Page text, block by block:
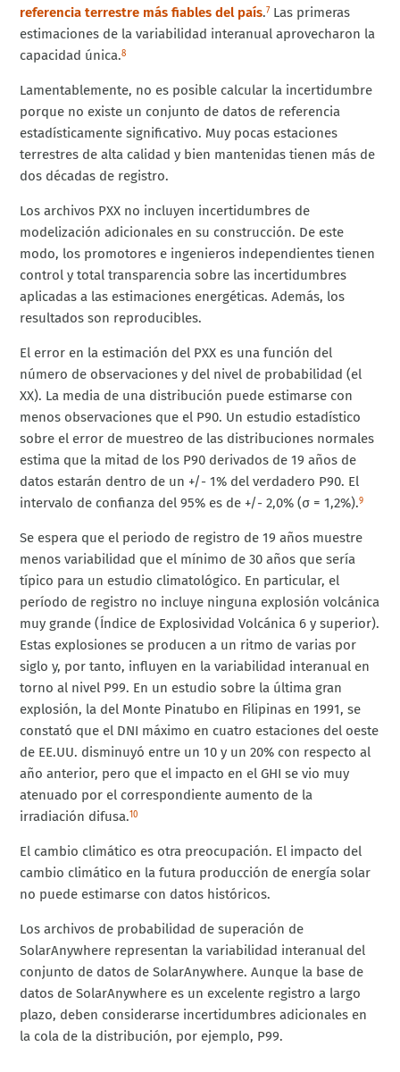
referencia terrestre más fiables del país.7Las primeras
estimaciones de la variabilidad interanual aprovecharon la
capacidad única.8
Lamentablemente, no es posible calcular la incertidumbre
porque no existe un conjunto de datos de referencia
estadísticamente significativo. Muy pocas estaciones
terrestres de alta calidad y bien mantenidas tienen más de
dos décadas de registro.
Los archivos PXX no incluyen incertidumbres de
modelización adicionales en su construcción. De este
modo, los promotores e ingenieros independientes tienen
control y total transparencia sobre las incertidumbres
aplicadas a las estimaciones energéticas. Además, los
resultados son reproducibles.
El error en la estimación del PXX es una función del
número de observaciones y del nivel de probabilidad (el
XX). La media de una distribución puede estimarse con
menos observaciones que el P90. Un estudio estadístico
sobre el error de muestreo de las distribuciones normales
estima que la mitad de los P90 derivados de 19 años de
datos estarán dentro de un +/- 1% del verdadero P90. El
intervalo de confianza del 95% es de +/- 2,0% (σ = 1,2%).9
Se espera que el periodo de registro de 19 años muestre
menos variabilidad que el mínimo de 30 años que sería
típico para un estudio climatológico. En particular, el
período de registro no incluye ninguna explosión volcánica
muy grande (Índice de Explosividad Volcánica 6 y superior).
Estas explosiones se producen a un ritmo de varias por
siglo y, por tanto, influyen en la variabilidad interanual en
torno al nivel P99. En un estudio sobre la última gran
explosión, la del Monte Pinatubo en Filipinas en 1991, se
constató que el DNI máximo en cuatro estaciones del oeste
de EE.UU. disminuyó entre un 10 y un 20% con respecto al
año anterior, pero que el impacto en el GHI se vio muy
atenuado por el correspondiente aumento de la
irradiación difusa.10
El cambio climático es otra preocupación. El impacto del
cambio climático en la futura producción de energía solar
no puede estimarse con datos históricos.
Los archivos de probabilidad de superación de
SolarAnywhere representan la variabilidad interanual del
conjunto de datos de SolarAnywhere. Aunque la base de
datos de SolarAnywhere es un excelente registro a largo
plazo, deben considerarse incertidumbres adicionales en
la cola de la distribución, por ejemplo, P99.